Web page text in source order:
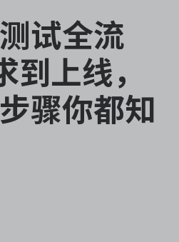
试全流
到上线，
骤你都知